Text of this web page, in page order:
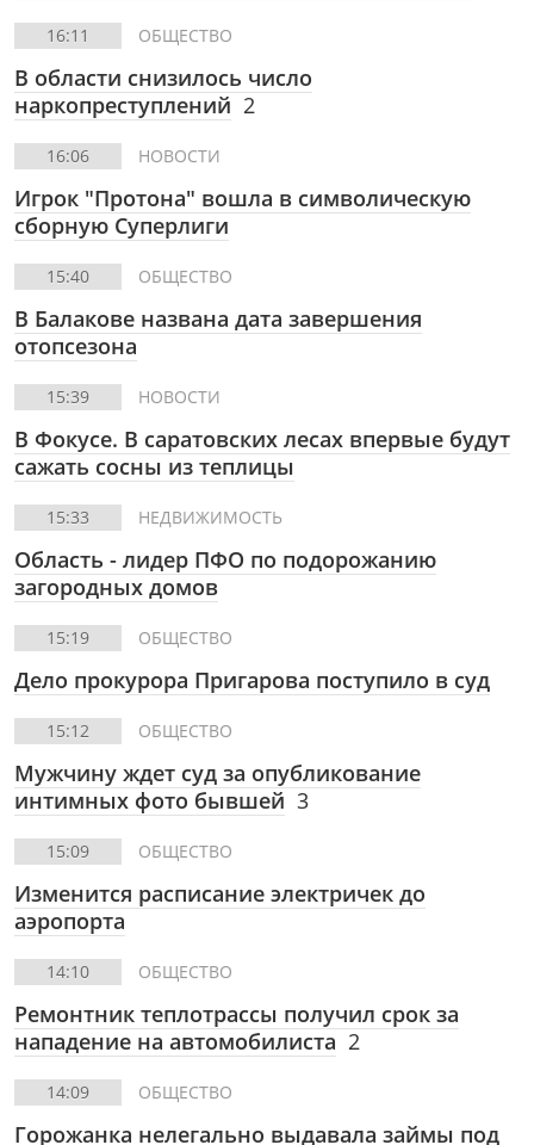
16:11 ОБЩЕСТВО
В области снизилось число
наркопреступлений 2
16:06 НОВОСТИ
Игрок "Протона" вошла в символическую
сборную Суперлиги
15:40 ОБЩЕСТВО
В Балакове названа дата завершения
отопсезона
15:39 НОВОСТИ
В Фокусе. В саратовских лесах впервые будут
сажать сосны из теплицы
15:33 НЕДВИЖИМОСТЬ
Область - лидер ПФО по подорожанию
загородных домов
15:19 ОБЩЕСТВО
Дело прокурора Пригарова поступило в суд
15:12 ОБЩЕСТВО
Мужчину ждет суд за опубликование
интимных фото бывшей 3
15:09 ОБЩЕСТВО
Изменится расписание электричек до
аэропорта
14:10 ОБЩЕСТВО
Ремонтник теплотрассы получил срок за
нападение на автомобилиста 2
14:09 ОБЩЕСТВО
Горожанка нелегально выдавала займы под